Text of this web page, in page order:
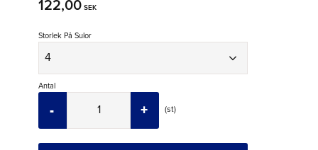
122,00 SEK
Storlek På Sulor
Antal
st
+
-